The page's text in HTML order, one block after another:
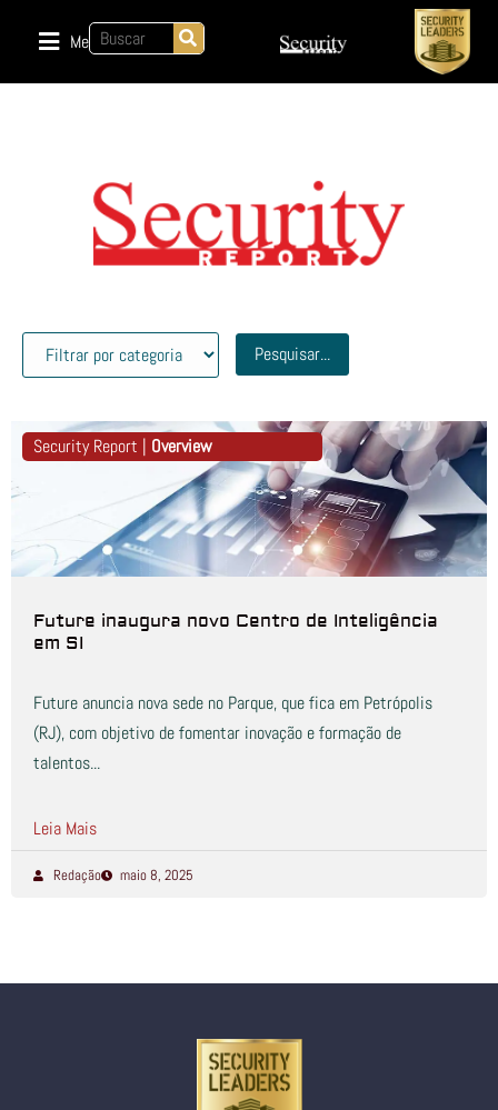
Menu
Pesquisar...
Security Report | Overview
Future inaugura novo Centro de Inteligência
em SI
Future anuncia nova sede no Parque, que fica em Petrópolis
(RJ), com objetivo de fomentar inovação e formação de
talentos...
Leia Mais
Redação maio 8, 2025